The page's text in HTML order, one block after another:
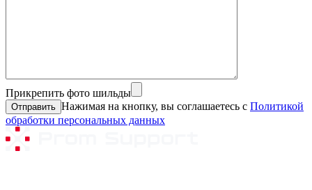
Прикрепить фото шильды
Нажимая на кнопку, вы соглашаетесь с Политикой
обработки персональных данных